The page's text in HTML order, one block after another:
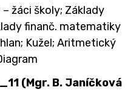
žáci školy; Základy
finanč. matematiky
Kužel; Aritmetický
(Mgr. B. Janíčková